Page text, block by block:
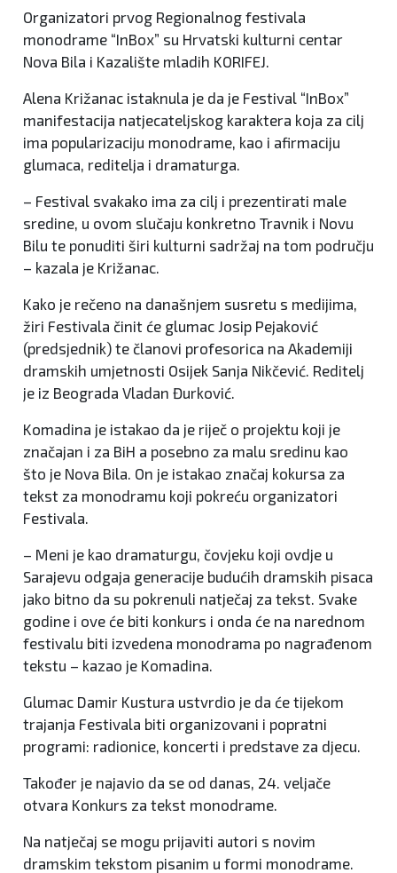
Organizatori prvog Regionalnog festivala
monodrame “InBox” su Hrvatski kulturni centar
Nova Bila i Kazalište mladih KORIFEJ.
Alena Križanac istaknula je da je Festival “InBox”
manifestacija natjecateljskog karaktera koja za cilj
ima popularizaciju monodrame, kao i afirmaciju
glumaca, reditelja i dramaturga.
– Festival svakako ima za cilj i prezentirati male
sredine, u ovom slučaju konkretno Travnik i Novu
Bilu te ponuditi širi kulturni sadržaj na tom području
– kazala je Križanac.
Kako je rečeno na današnjem susretu s medijima,
žiri Festivala činit će glumac Josip Pejaković
(predsjednik) te članovi profesorica na Akademiji
dramskih umjetnosti Osijek Sanja Nikčević. Reditelj
je iz Beograda Vladan Đurković.
Komadina je istakao da je riječ o projektu koji je
značajan i za BiH a posebno za malu sredinu kao
što je Nova Bila. On je istakao značaj kokursa za
tekst za monodramu koji pokreću organizatori
Festivala.
– Meni je kao dramaturgu, čovjeku koji ovdje u
Sarajevu odgaja generacije budućih dramskih pisaca
jako bitno da su pokrenuli natječaj za tekst. Svake
godine i ove će biti konkurs i onda će na narednom
festivalu biti izvedena monodrama po nagrađenom
tekstu – kazao je Komadina.
Glumac Damir Kustura ustvrdio je da će tijekom
trajanja Festivala biti organizovani i popratni
programi: radionice, koncerti i predstave za djecu.
Također je najavio da se od danas, 24. veljače
otvara Konkurs za tekst monodrame.
Na natječaj se mogu prijaviti autori s novim
dramskim tekstom pisanim u formi monodrame.